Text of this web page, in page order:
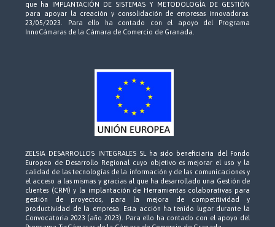
que ha IMPLANTACIÓN DE SISTEMAS Y METODOLOGÍA DE GESTIÓN
para apoyar la creación y consolidación de empresas innovadoras.
23/05/2023. Para ello ha contado con el apoyo del Programa
InnoCámaras de la Cámara de Comercio de Granada.
ZELSIA DESARROLLOS INTEGRALES SL ha sido beneficiaria del Fondo
Europeo de Desarrollo Regional cuyo objetivo es mejorar el uso y la
calidad de las tecnologías de la información y de las comunicaciones y
el acceso a las mismas y gracias al que ha desarrollado una Gestión de
clientes (CRM) y la implantación de Herramientas colaborativas para
gestión de proyectos, para la mejora de competitividad y
productividad de la empresa. Esta acción ha tenido lugar durante la
Convocatoria 2023 (año 2023). Para ello ha contado con el apoyo del